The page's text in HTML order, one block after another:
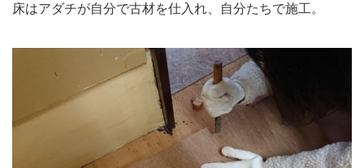
床はアダチが自分で古材を仕入れ、自分たちで施工。